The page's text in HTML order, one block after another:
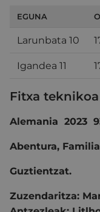
EGUNA
Larunbata 10
Igandea 11
Fitxa teknikoa
Alemania 2023
Abentura,
Guztientzat.
Zuzendaritza: